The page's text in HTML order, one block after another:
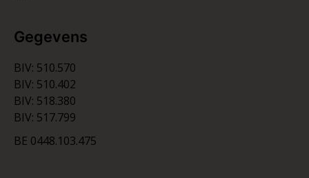
Gegevens
BIV: 510.570
BIV: 510.402
BIV: 518.380
BIV: 517.799
BE 0448.103.475